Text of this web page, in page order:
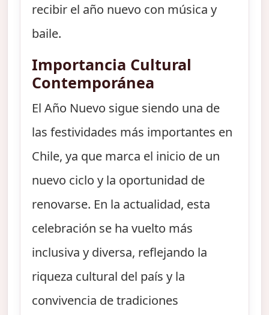
recibir el año nuevo con música y
baile.
Importancia Cultural
Contemporánea
El Año Nuevo sigue siendo una de
las festividades más importantes en
Chile, ya que marca el inicio de un
nuevo ciclo y la oportunidad de
renovarse. En la actualidad, esta
celebración se ha vuelto más
inclusiva y diversa, reflejando la
riqueza cultural del país y la
convivencia de tradiciones